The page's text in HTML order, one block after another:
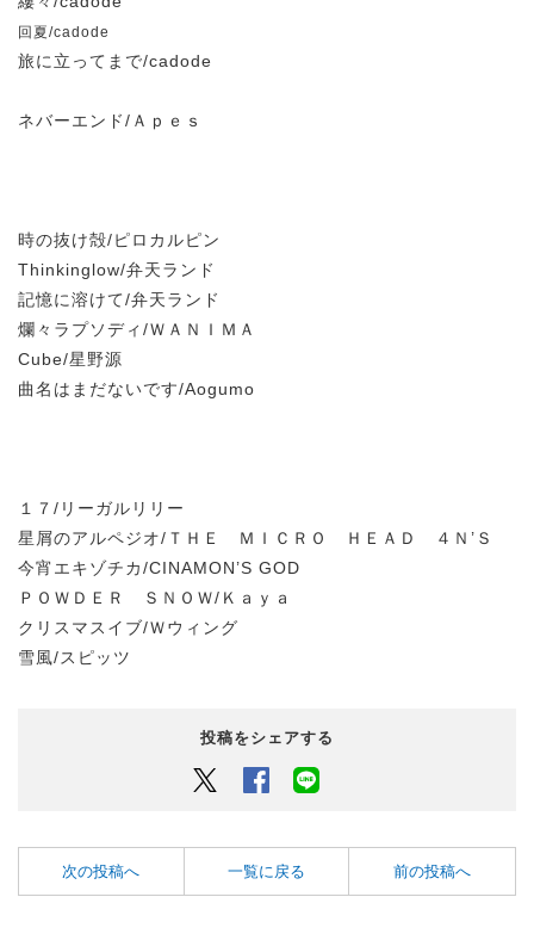
回夏/cadode
旅に立ってまで/cadode
ネバーエンド/Ａｐｅｓ
時の抜け殻/ピロカルピン
Thinkinglow/弁天ランド
記憶に溶けて/弁天ランド
爛々ラプソディ/ＷＡＮＩＭＡ
Cube/星野源
曲名はまだないです/Aogumo
１７/リーガルリリー
星屑のアルペジオ/ＴＨＥ ＭＩＣＲＯ ＨＥＡＤ ４Ｎ’Ｓ
今宵エキゾチカ/CINAMON’S GOD
ＰＯＷＤＥＲ ＳＮＯＷ/Ｋａｙａ
クリスマスイブ/Ｗウィング
雪風/スピッツ
投稿をシェアする
Twitter Facebook
次の投稿へ 一覧に戻る 前の投稿へ